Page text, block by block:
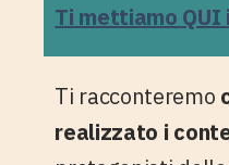
Ti mettiamo QUI
Ti racconteremo
realizzato i